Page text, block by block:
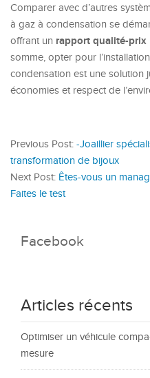
Comparer avec d’autres
à gaz à condensation se
offrant un rapport qualité-prix
somme, opter pour
condensation est une solution
économies et respect de
Previous Post: -Joaillier
transformation de bijoux
Next Post: Êtes-vous un
Faites le test
Facebook
Articles récents
Optimiser un véhicule
mesure